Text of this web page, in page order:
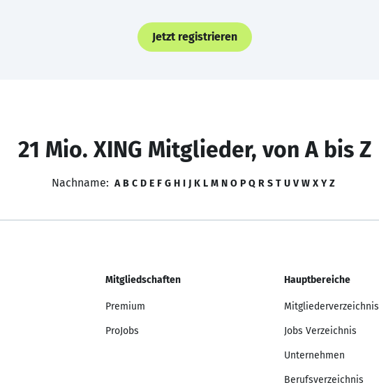
Jetzt registrieren
21 Mio. XING Mitglieder, von A bis Z
Nachname: A B C D E F G H I J K L M N O P Q R S T U V W X Y Z
Mitgliedschaften
Premium
ProJobs
Hauptbereiche
Mitgliederverzeichnis
Jobs Verzeichnis
Unternehmen
Berufsverzeichnis